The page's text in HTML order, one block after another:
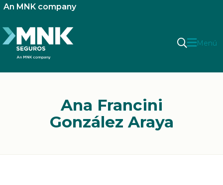
An MNK company
Menú
Ana Francini
González Araya